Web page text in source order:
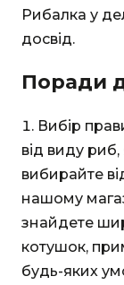
Рибалка у
досвід.
Поради
Вибір
від виду риб,
вибирайте
нашому
знайдете
котушок,
будь-яких